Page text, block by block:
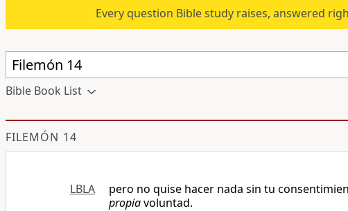
Every question Bible study raises, answered
Bible Book List
FILEMÓN 14
LBLA pero no quise hacer nada sin tu
propiavoluntad.